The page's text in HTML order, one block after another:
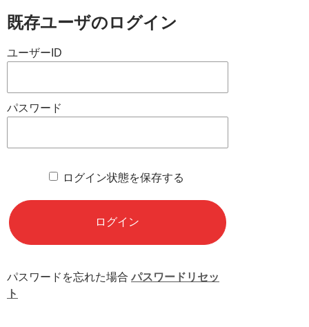
既存ユーザのログイン
ユーザーID
パスワード
ログイン状態を保存する
パスワードを忘れた場合 パスワードリセッ
ト